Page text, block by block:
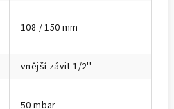
108 / 150 mm
vnější závit 1/2''
50 mbar